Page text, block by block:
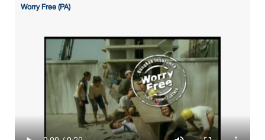
Worry Free (PA)